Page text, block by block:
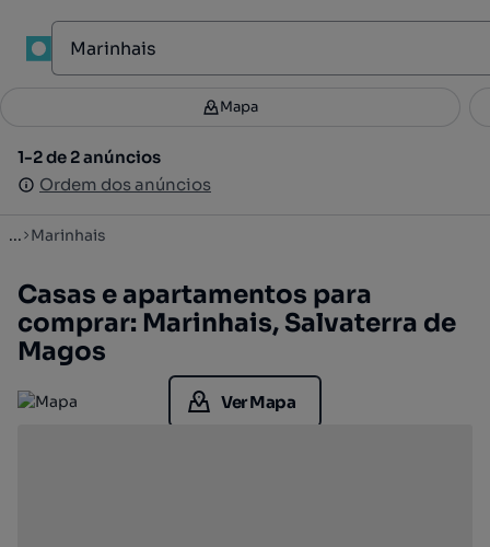
Filtros 1
1-2 de 2 anúncios
Ordem dos anúncios
Mapa
1-2 de 2 anúncios
Ordem dos anúncios
... Marinhais
Casas e apartamentos para
comprar: Marinhais, Salvaterra de
Magos
Ver Mapa